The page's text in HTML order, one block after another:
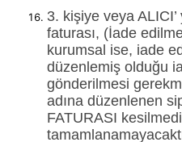
3. kişiye veya
faturası, (İade
kurumsal ise, iade
düzenlemiş olduğu
gönderilmesi
adına düzenlenen
FATURASI